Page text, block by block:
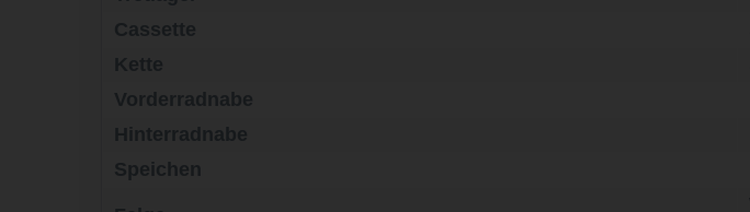
Cassette
Vorderradnabe
Speichen